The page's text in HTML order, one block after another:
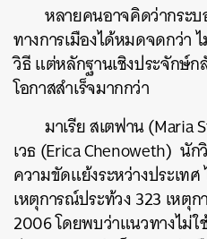
หลายคนอาจคิดว่ากระ
ทางการเมืองได้หมดจดกว่า
วิธี แต่หลักฐานเชิงประจักษ์
โอกาสสำเร็จมากกว่า
มาเรีย สเตฟาน (Maria
เวธ (Erica Chenoweth) นั
ความขัดแย้งระหว่างประเทศ
เหตุการณ์ประท้วง 323 เหตุ
2006 โดยพบว่าแนวทางไม่
ค้นหา
SHARE